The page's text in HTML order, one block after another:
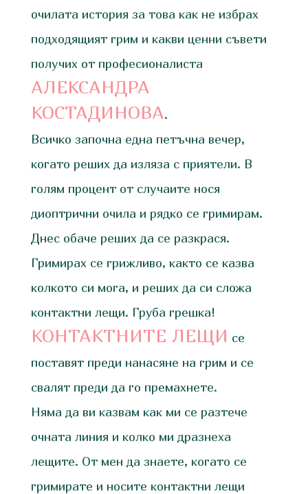
очилата история за това как не избрах
подходящият грим и какви ценни съвети
получих от професионалиста
АЛЕКСАНДРА
КОСТАДИНОВА.
Всичко започна една петъчна вечер,
когато реших да изляза с приятели. В
голям процент от случаите нося
диоптрични очила и рядко се гримирам.
Днес обаче реших да се разкрася.
Гримирах се грижливо, както се казва
колкото си мога, и реших да си сложа
контактни лещи. Груба грешка!
КОНТАКТНИТЕ ЛЕЩИ се
поставят преди нанасяне на грим и се
свалят преди да го премахнете.
Няма да ви казвам как ми се разтече
очната линия и колко ми дразнеха
лещите. От мен да знаете, когато се
гримирате и носите контактни лещи